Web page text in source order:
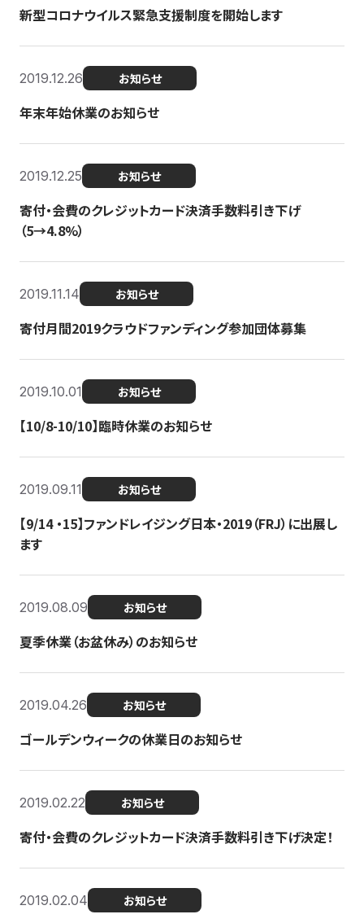
新型コロナウイルス緊急支援制度を開始します
2019.12.26 お知らせ
年末年始休業のお知らせ
2019.12.25 お知らせ
寄付・会費のクレジットカード決済手数料引き下げ
（5→4.8%）
2019.11.14 お知らせ
寄付月間2019クラウドファンディング参加団体募集
2019.10.01 お知らせ
【10/8-10/10】臨時休業のお知らせ
2019.09.11 お知らせ
【9/14 ・15】ファンドレイジング日本・2019（FRJ）に出展し
ます
2019.08.09 お知らせ
夏季休業（お盆休み）のお知らせ
2019.04.26 お知らせ
ゴールデンウィークの休業日のお知らせ
2019.02.22 お知らせ
寄付・会費のクレジットカード決済手数料引き下げ決定！
2019.02.04 お知らせ